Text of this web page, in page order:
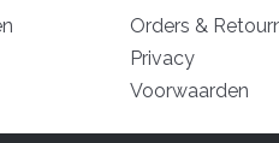
Orders &
Privacy
Voorwaarden